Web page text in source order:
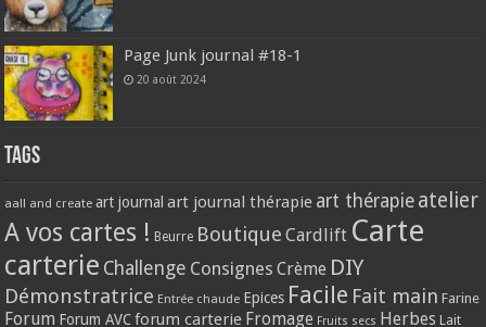
Page Junk journal #18-1
20 août 2024
Tags
aall and create art journal art journal thérapie art thérapie atelier
A vos cartes ! Beurre Boutique Cardlift Carte
carterie Challenge Consignes Crème DIY
Démonstratrice Entrée chaude Epices Facile Fait main Farine
Forum Forum AVC forum carterie Fromage Fruits secs Herbes Lait